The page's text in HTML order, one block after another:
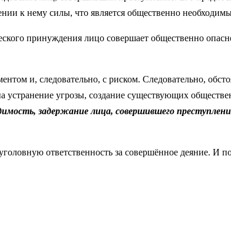
к нему силы, что является общественно
принуждения лицо совершает общественно
и, следовательно, с риском. Следовательно,
устранение угрозы, создание существующих
задержание лица, совершившего
ответственность за совершённое деяние. И